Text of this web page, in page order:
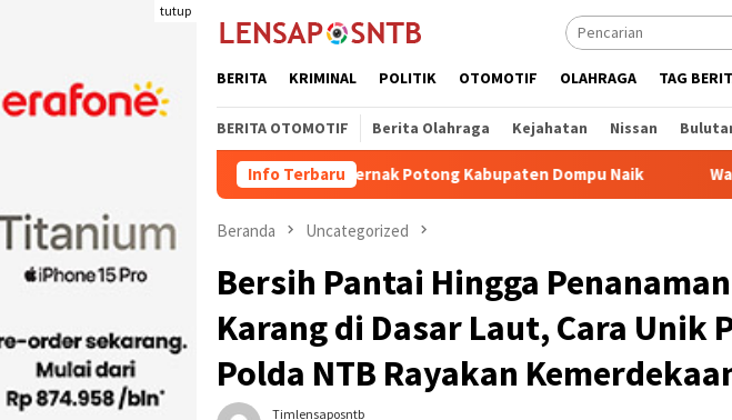
tutup
BERITA KRIMINAL POLITIK OTOMOTIF OLAHRAGA TAG
BERITA OTOMOTIF Berita Olahraga Kejahatan Nissan
Info Terbaru
Kuota Pengiriman Ternak Potong Kabupaten Dompu Naik Wakil Bupati Bima dr. H.
Beranda Uncategorized
Bersih Pantai Hingga
Karang di Dasar Laut, Cara Unik
Polda NTB Rayakan
Timlensaposntb